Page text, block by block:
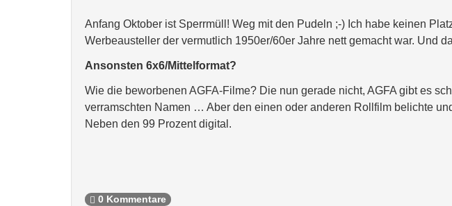
Anfang Oktober ist Sperrmüll! Weg mit den Pudeln ;-) Ich habe keinen
Werbeausteller der vermutlich 1950er/60er Jahre nett gemacht war. Und
Ansonsten 6x6/Mittelformat?
Wie die beworbenen AGFA-Filme? Die nun gerade nicht, AGFA gibt es
verramschten Namen … Aber den einen oder anderen Rollfilm belichte
Neben den 99 Prozent digital.
0 Kommentare